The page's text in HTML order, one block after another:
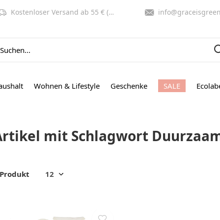
Wohnen & Lifestyle Geschenke SALE
Kostenloser Versand ab 55 € (NL, BE) info@graceisgreen.com
mit Schlagwort